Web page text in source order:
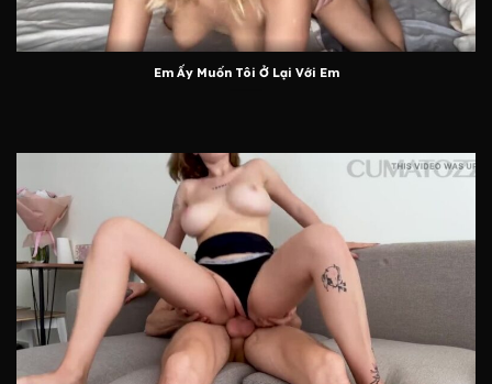
Em Ấy Muốn Tôi Ở Lại Với Em